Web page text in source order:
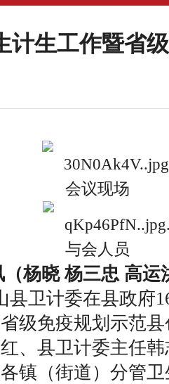
计生工作暨省
会议现场
与会人员
杨晓 杨三忠 高运
县卫计委在县政府
级免疫规划示范
、县卫计委主任
镇（街道）分管